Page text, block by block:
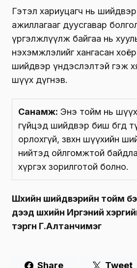
Гэтэл хариуцагч нь шийдвэр
ажиллагааг дуусгавар
үргэлжлүүлж байгаа нь
нэхэмжлэлийг хангасан
шийдвэр үндэслэлтэй гэж
шүүх дүгнэв.
Санамж: Энэ тойм нь
гүйцэд шийдвэр биш бөгөөд
орлохгүй, зөвхөн шүүхийн
нийтэд ойлгомжтой
хүргэх зорилготой болно.
Шүүхийн шийдвэрийн тойм
дээд шүүхийн Иргэний
тэргүүн Г.Алтанчимэг
Share Tweet